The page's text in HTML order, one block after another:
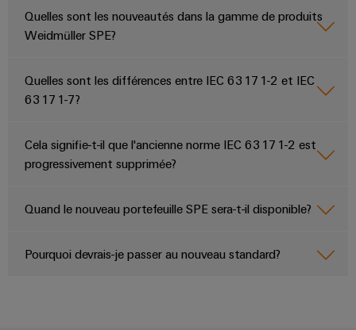
Quelles sont les nouveautés dans la gamme de produits
Weidmüller SPE?
Quelles sont les différences entre IEC 63171-2 et IEC
63171-7?
Cela signifie-t-il que l'ancienne norme IEC 63171-2 est
progressivement supprimée?
Quand le nouveau portefeuille SPE sera-t-il disponible?
Pourquoi devrais-je passer au nouveau standard?